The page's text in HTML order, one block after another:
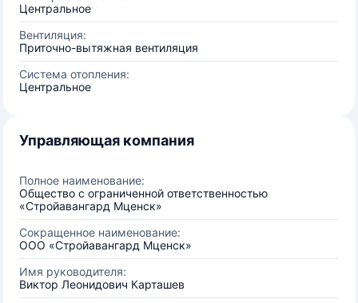
Центральное
Вентиляция:
Приточно-вытяжная вентиляция
Система отопления:
Центральное
Управляющая компания
Полное наименование:
Общество с ограниченной ответственностью
«Стройавангард Мценск»
Сокращенное наименование:
ООО «Стройавангард Мценск»
Имя руководителя:
Виктор Леонидович Карташев